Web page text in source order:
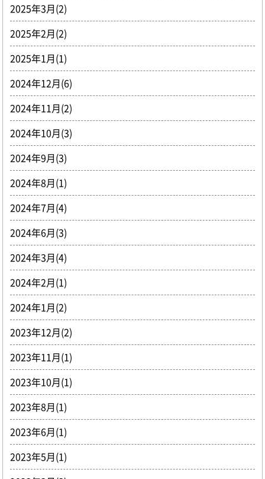
2025年3月(2)
2025年2月(2)
2025年1月(1)
2024年12月(6)
2024年11月(2)
2024年10月(3)
2024年9月(3)
2024年8月(1)
2024年7月(4)
2024年6月(3)
2024年3月(4)
2024年2月(1)
2024年1月(2)
2023年12月(2)
2023年11月(1)
2023年10月(1)
2023年8月(1)
2023年6月(1)
2023年5月(1)